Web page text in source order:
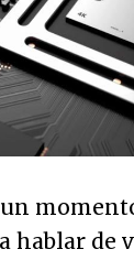
un
hablar de